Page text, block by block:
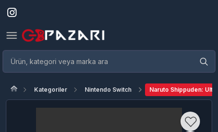
Kategoriler Nintendo Switch Naruto Shippuden: